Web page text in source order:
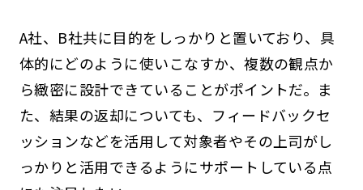
A社、B社共に目的をしっかりと置いており、具
体的にどのように使いこなすか、複数の観点か
ら緻密に設計できていることがポイントだ。ま
た、結果の返却についても、フィードバックセ
ッションなどを活用して対象者やその上司がし
っかりと活用できるようにサポートしている点